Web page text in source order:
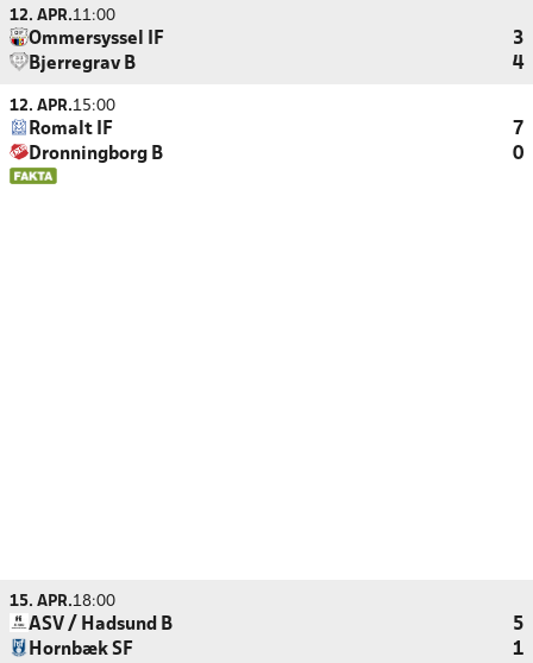
12. APR.11:00
Ommersyssel IF
3
Bjerregrav B
4
12. APR.15:00
Romalt IF
7
Dronningborg B
0
15. APR.18:00
ASV / Hadsund B
5
Hornbæk SF
1